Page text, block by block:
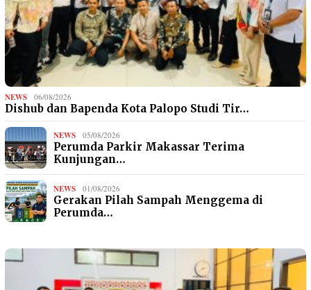
NEWS 06/08/2026
Dishub dan Bapenda Kota Palopo Studi Tir…
NEWS 05/08/2026
Perumda Parkir Makassar Terima
Kunjungan…
NEWS 01/08/2026
Gerakan Pilah Sampah Menggema di
Perumda…